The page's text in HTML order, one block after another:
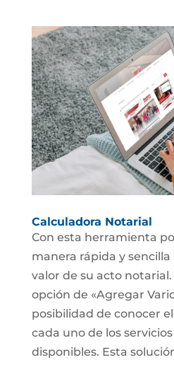
Calculadora Notarial
Con esta herramienta
manera rápida y
valor de su acto
opción de «Agregar
posibilidad de conocer
cada uno de los
disponibles. Esta